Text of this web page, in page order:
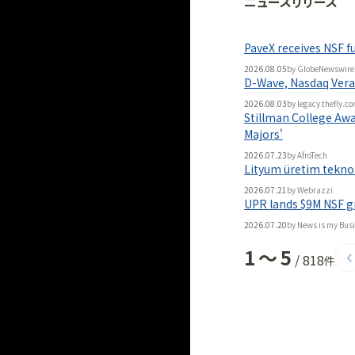
法人向け
無料
PaveX receives
2026.08.05by GlobeNewswire
D-Wave, Nasdaq
2026.08.03by
Stillman College
Majors'
2026.07.23byAfroTech
Lityum üretim
2026.07.21byWebrazzi
UPR lands $9M
2026.07.20by News is my
1〜5 /818件